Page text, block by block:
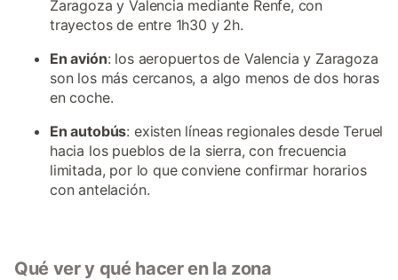
Zaragoza y Valencia mediante Renfe, con
trayectos de entre 1h30 y 2h.
En avión: los aeropuertos de Valencia y Zaragoza
son los más cercanos, a algo menos de dos horas
en coche.
En autobús: existen líneas regionales desde Teruel
hacia los pueblos de la sierra, con frecuencia
limitada, por lo que conviene confirmar horarios
con antelación.
Qué ver y qué hacer en la zona